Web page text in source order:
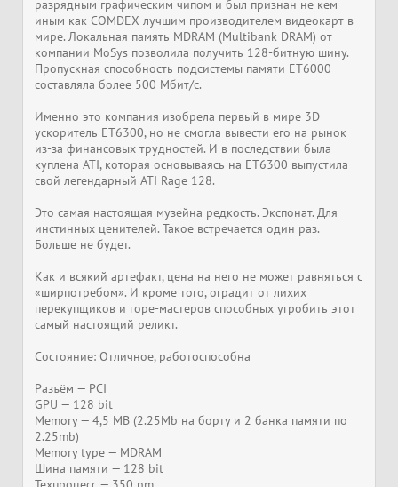
разрядным графическим чипом и был признан не кем
иным как COMDEX лучшим производителем видеокарт в
мире. Локальная память MDRAM (Multibank DRAM) от
компании MoSys позволила получить 128-битную шину.
Пропускная способность подсистемы памяти ET6000
составляла более 500 Мбит/с.
Именно это компания изобрела первый в мире 3D
ускоритель ET6300, но не смогла вывести его на рынок
из-за финансовых трудностей. И в последствии была
куплена ATI, которая основываясь на ET6300 выпустила
свой легендарный ATI Rage 128.
Это самая настоящая музейна редкость. Экспонат. Для
инстинных ценителей. Такое встречается один раз.
Больше не будет.
Как и всякий артефакт, цена на него не может равняться с
«ширпотребом». И кроме того, оградит от лихих
перекупщиков и горе-мастеров способных угробить этот
самый настоящий реликт.
Состояние: Отличное, работоспособна
Разъём — PCI
GPU — 128 bit
Memory — 4,5 MB (2.25Mb на борту и 2 банка памяти по
2.25mb)
Memory type — MDRAM
Шина памяти — 128 bit